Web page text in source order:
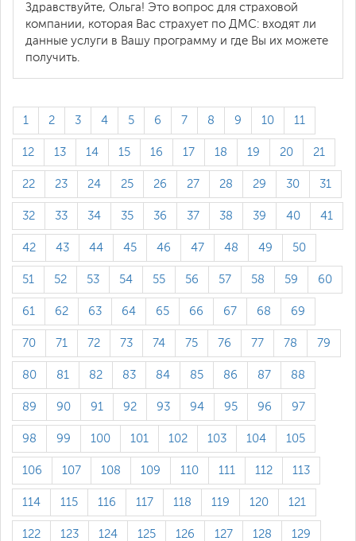
Здравствуйте, Ольга! Это вопрос для страховой
компании, которая Вас страхует по ДМС: входят ли
данные услуги в Вашу программу и где Вы их можете
получить.
1 2 3 4 5 6 7 8 9 10 11
12 13 14 15 16 17 18 19 20 21
22 23 24 25 26 27 28 29 30 31
32 33 34 35 36 37 38 39 40 41
42 43 44 45 46 47 48 49 50
51 52 53 54 55 56 57 58 59 60
61 62 63 64 65 66 67 68 69
70 71 72 73 74 75 76 77 78 79
80 81 82 83 84 85 86 87 88
89 90 91 92 93 94 95 96 97
98 99 100 101 102 103 104 105
106 107 108 109 110 111 112 113
114 115 116 117 118 119 120 121
122 123 124 125 126 127 128 129